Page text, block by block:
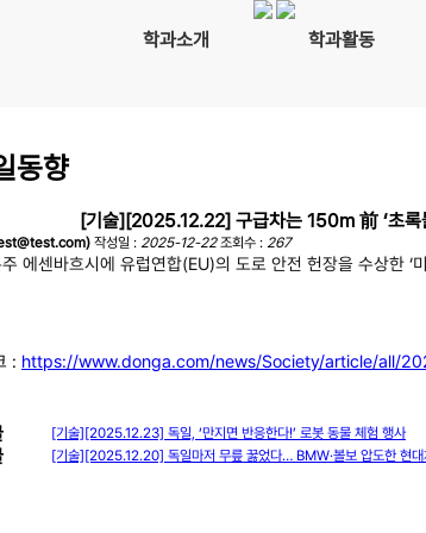
학과소개 학과활동
동향
[기술][2025.12.22] 구급차는 150m 前 ‘초록
작성일 : 2025-12-22 조회수 : 267
에센바흐시에 유럽연합(EU)의 도로 안전 헌장을 수상한
: https://www.donga.com/news/Society/article/all/
[기술][2025.12.23] 독일, ‘만지면 반응한다!’ 로봇 동물 체험 행사
[기술][2025.12.20] 독일마저 무릎 꿇었다… BMW·볼보 압도한 현대